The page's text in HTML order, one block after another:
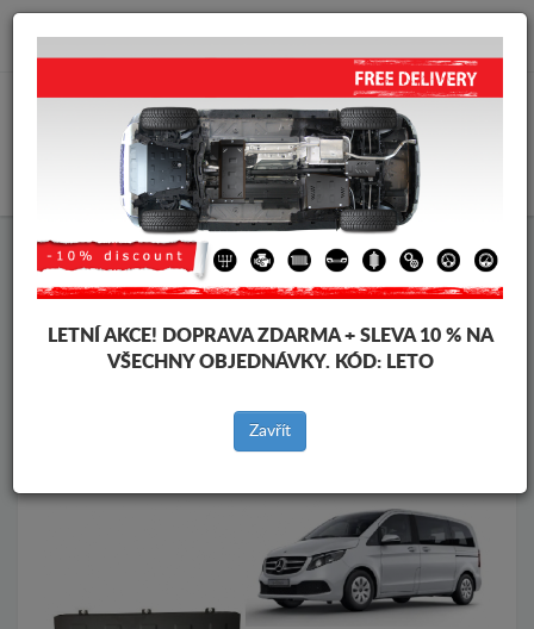
info@krytpodmotor.com
Kryt pod motor Mercedes
Kryt pod motor Mercedes V-Classe
Značky
Značky vozidel
Zpět na produkty
LETNÍ AKCE! DOPRAVA ZDARMA + SLEVA 10 % NA
VŠECHNY OBJEDNÁVKY. KÓD: LETO
Zavřít